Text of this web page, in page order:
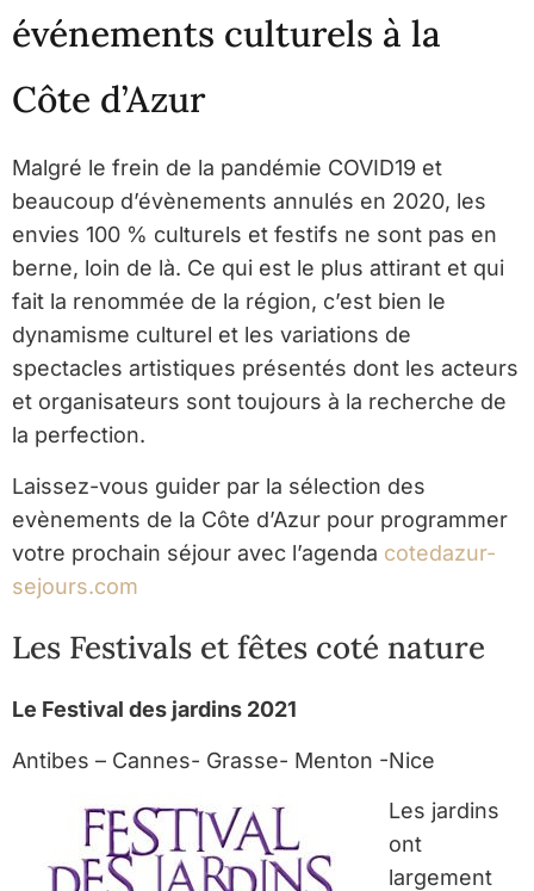
événements culturels à la
Côte d’Azur
Malgré le frein de la pandémie COVID19 et
beaucoup d’évènements annulés en 2020, les
envies 100 % culturels et festifs ne sont pas en
berne, loin de là. Ce qui est le plus attirant et qui
fait la renommée de la région, c’est bien le
dynamisme culturel et les variations de
spectacles artistiques présentés dont les acteurs
et organisateurs sont toujours à la recherche de
la perfection.
Laissez-vous guider par la sélection des
evènements de la Côte d’Azur pour programmer
votre prochain séjour avec l’agenda cotedazur-
sejours.com
Les Festivals et fêtes coté nature
Le Festival des jardins 2021
Antibes – Cannes- Grasse- Menton -Nice
Les jardins
ont
largement